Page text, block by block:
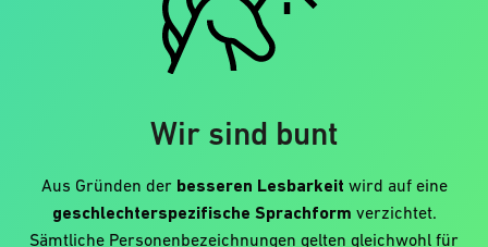
Wir sind bunt
Aus Gründen der besseren Lesbarkeit wird auf eine
geschlechterspezifische Sprachform verzichtet.
Sämtliche Personenbezeichnungen gelten gleichwohl für